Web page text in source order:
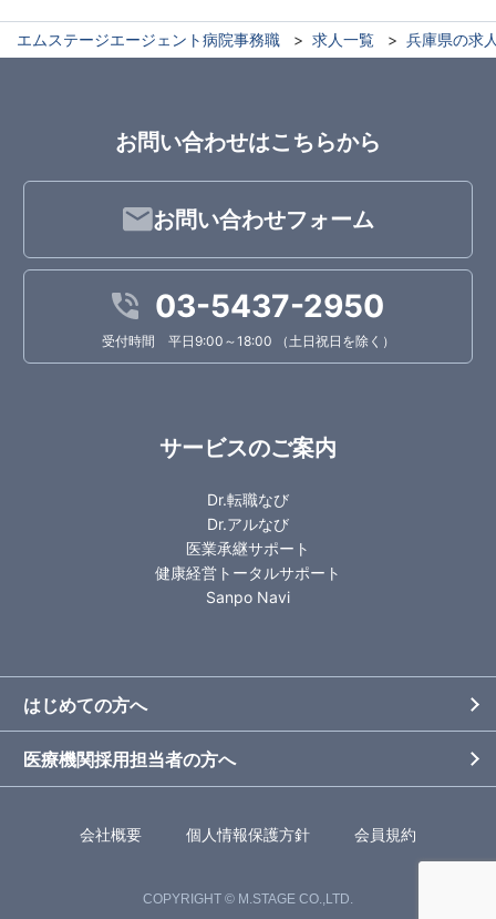
エムステージエージェント病院事務職 求人一覧 兵庫県の求
お問い合わせはこちらから
お問い合わせフォーム
03-5437-2950
受付時間 平日9:00～18:00 （土日祝日を除く）
サービスのご案内
Dr.転職なび
Dr.アルなび
医業承継サポート
健康経営トータルサポート
Sanpo Navi
はじめての方へ
医療機関採用担当者の方へ
会社概要 個人情報保護方針 会員規約
COPYRIGHT © M.STAGE CO.,LTD.